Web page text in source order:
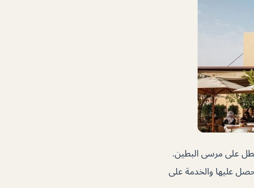
على مرسى البطين.
تحصل عليها والخدمة على